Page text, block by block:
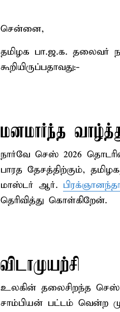
சென்னை,
தமிழக பா.ஜ.க. தலைவர்
கூறியிருப்பதாவது:-
மனமார்ந்த
நார்வே செஸ் 2026
பாரத தேசத்திற்கும்,
மாஸ்டர் ஆர்.
தெரிவித்து கொள்கிறேன்.
விடாமுயற்சி
உலகின் தலைசிறந்த
சாம்பியன் பட்டம் வென்ற